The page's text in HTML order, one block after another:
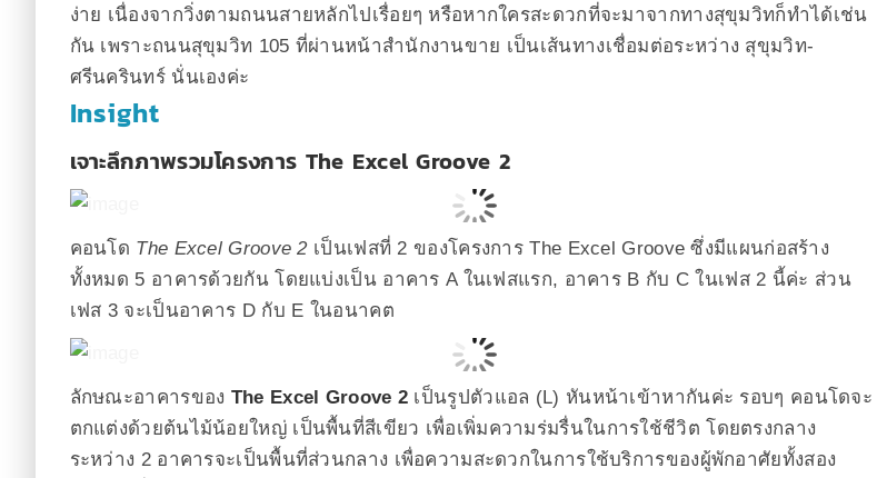
ง่าย เนื่องจากวิ่งตามถนนสายหลักไปเรื่อยๆ หรือหากใครสะดวกที่จะมาจากทางสุขุมวิทก็ทำได้เช่น
กัน เพราะถนนสุขุมวิท 105 ที่ผ่านหน้าสำนักงานขาย เป็นเส้นทางเชื่อมต่อระหว่าง สุขุมวิท-
ศรีนครินทร์ นั่นเองค่ะ
Insight
เจาะลึกภาพรวมโครงการ The Excel Groove 2
คอนโด The Excel Groove 2เป็นเฟสที่ 2 ของโครงการ The Excel Groove ซึ่งมีแผนก่อสร้าง
ทั้งหมด 5 อาคารด้วยกัน โดยแบ่งเป็น อาคาร A ในเฟสแรก, อาคาร B กับ C ในเฟส 2 นี้ค่ะ ส่วน
เฟส 3 จะเป็นอาคาร D กับ E ในอนาคต
ลักษณะอาคารของ The Excel Groove 2 เป็นรูปตัวแอล (L) หันหน้าเข้าหากันค่ะ รอบๆ คอนโดจะ
ตกแต่งด้วยต้นไม้น้อยใหญ่ เป็นพื้นที่สีเขียว เพื่อเพิ่มความร่มรื่นในการใช้ชีวิต โดยตรงกลาง
ระหว่าง 2 อาคารจะเป็นพื้นที่ส่วนกลาง เพื่อความสะดวกในการใช้บริการของผู้พักอาศัยทั้งสอง